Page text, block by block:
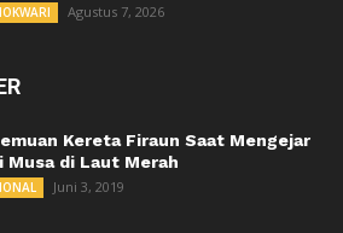
Agustus 7, 2026
Kereta Firaun Saat Mengejar
Musa di Laut Merah
Juni 3, 2019